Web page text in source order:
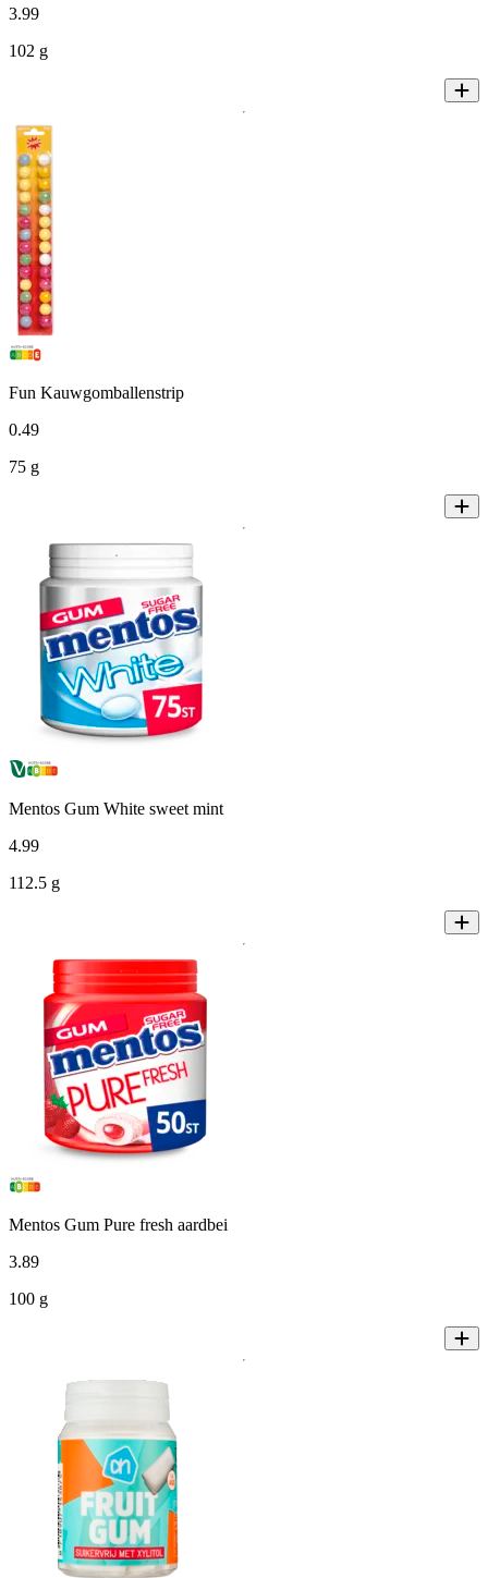
3.99
102 g
Fun Kauwgomballenstrip
0.49
75 g
Mentos Gum White sweet mint
4.99
112.5 g
Mentos Gum Pure fresh aardbei
3.89
100 g